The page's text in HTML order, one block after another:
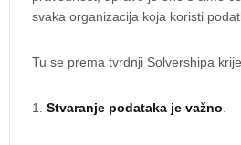
svaka organizacija koja koristi
Tu se prema tvrdnji Solvershipa
1. Stvaranje podataka je važno